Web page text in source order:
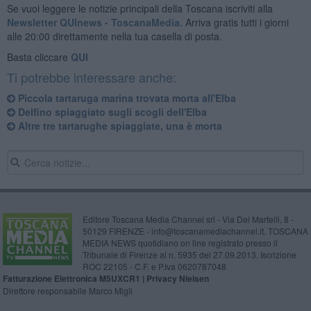
Se vuoi leggere le notizie principali della Toscana iscriviti alla
Newsletter QUInews - ToscanaMedia. Arriva gratis tutti i giorni
alle 20:00 direttamente nella tua casella di posta.
Basta cliccare QUI
Ti potrebbe interessare anche:
Piccola tartaruga marina trovata morta all'Elba
Delfino spiaggiato sugli scogli dell'Elba
Altre tre tartarughe spiaggiate, una è morta
Editore Toscana Media Channel srl - Via Dei Martelli, 8 -
50129 FIRENZE - info@toscanamediachannel.it. TOSCANA
MEDIA NEWS quotidiano on line registrato presso il
Tribunale di Firenze al n. 5935 del 27.09.2013. Iscrizione
ROC 22105 - C.F. e P.Iva 0620787048
Fatturazione Elettronica M5UXCR1 | Privacy Nielsen
Direttore responsabile Marco Migli